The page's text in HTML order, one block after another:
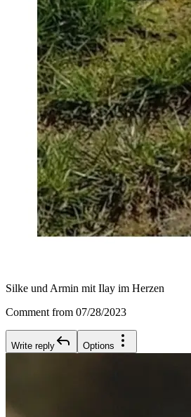
Silke und Armin mit Ilay im Herzen
Comment from 07/28/2023
Write reply Options